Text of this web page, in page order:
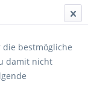
die bestmögliche
damit nicht